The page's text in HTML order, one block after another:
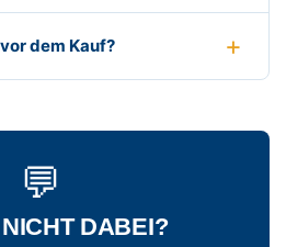
dem Kauf?
💬
DABEI?